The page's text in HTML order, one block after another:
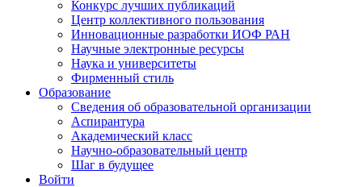
Конкурс лучших публикаций
Центр коллективного пользования
Инновационные разработки ИОФ РАН
Научные электронные ресурсы
Наука и университеты
Фирменный стиль
Образование
Сведения об образовательной организации
Аспирантура
Академический класс
Научно-образовательный центр
Шаг в будущее
Войти